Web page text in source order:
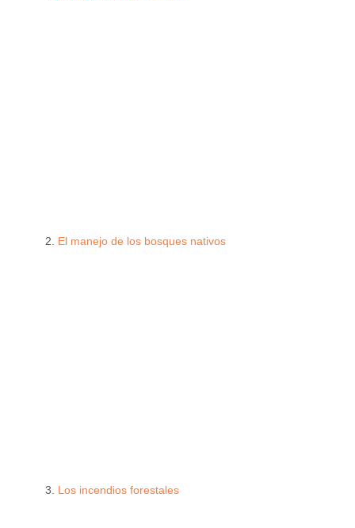
El manejo de los bosques nativos
Los incendios forestales